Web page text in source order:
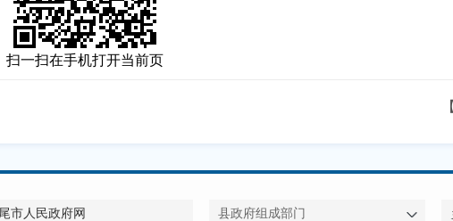
扫一扫在手机打开当前页
市人民政府网 县政府组成部门